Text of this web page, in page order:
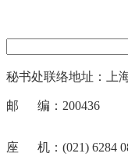
秘书处联络地址：上
邮 编：200436
座 机：(021) 6284